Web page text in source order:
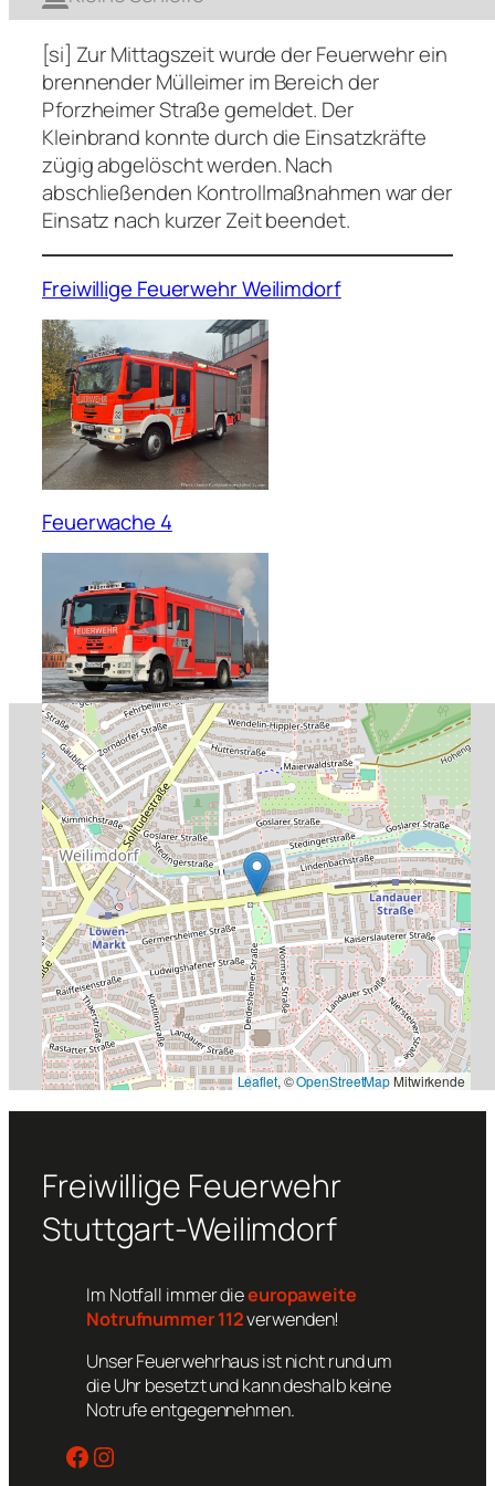
[si] Zur Mittagszeit wurde der Feuerwehr ein
brennender Mülleimer im Bereich der
Pforzheimer Straße gemeldet. Der
Kleinbrand konnte durch die Einsatzkräfte
zügig abgelöscht werden. Nach
abschließenden Kontrollmaßnahmen war der
Einsatz nach kurzer Zeit beendet.
Freiwillige Feuerwehr Weilimdorf
Feuerwache 4
Leaflet, ©OpenStreetMapMitwirkende
Freiwillige Feuerwehr
Stuttgart-Weilimdorf
Im Notfall immer dieeuropaweite
Notrufnummer 112verwenden!
Unser Feuerwehrhaus ist nicht rund um
die Uhr besetzt und kann deshalb keine
Notrufe entgegennehmen.
Facebook Instagram